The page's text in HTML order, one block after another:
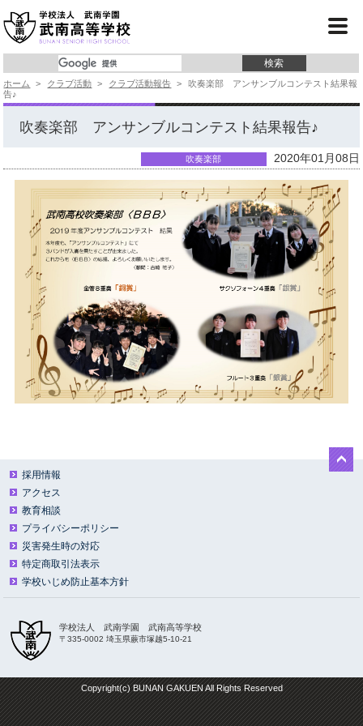
サイトマップ
武南中学ホームページ
コース紹介
学校行事
クラブ活動
進 路
入試情報
よくあるご質問
事務局より
ホーム > クラブ活動 > クラブ活動報告 >
吹奏楽部 アンサンブルコンテスト結果報
告♪
吹奏楽部 アンサンブルコンテスト結果報告♪
吹奏楽部 2020年01月08日
採用情報
アクセス
教育相談
プライバシーポリシー
災害発生時の対応
特定商取引法表示
学校いじめ防止基本方針
学校法人 武南学園 武南高等学校
〒335-0002 埼玉県蕨市塚越5-10-21
Copyright(c) BUNAN GAKUEN All Rights Reserved